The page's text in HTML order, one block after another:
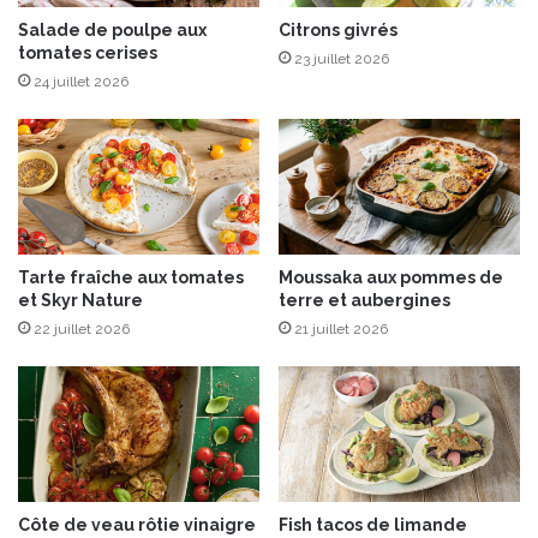
é
c
e
b
r
e
2
0
1
8
Salade de poulpe aux
tomates cerises
24 juillet 2026
Citrons givrés
23 juillet 2026
Tarte fraîche aux tomates
et Skyr Nature
22 juillet 2026
Moussaka aux pommes de
terre et aubergines
21 juillet 2026
Côte de veau rôtie vinaigre Fish tacos de limande